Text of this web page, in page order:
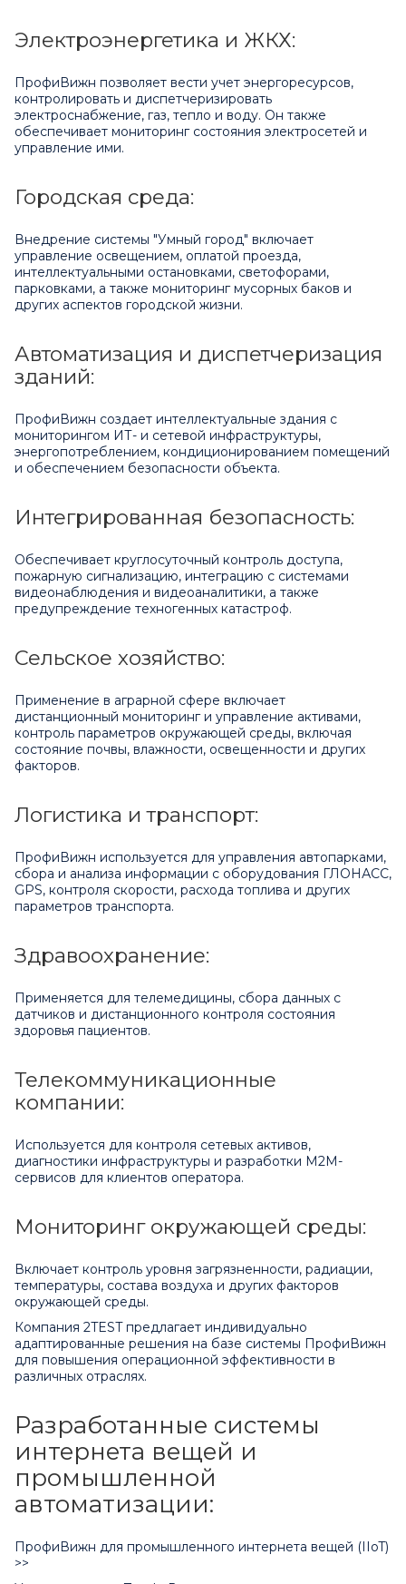
Электроэнергетика и ЖКХ:
ПрофиВижн позволяет вести учет энергоресурсов,
контролировать и диспетчеризировать
электроснабжение, газ, тепло и воду. Он также
обеспечивает мониторинг состояния электросетей и
управление ими.
Городская среда:
Внедрение системы "Умный город" включает
управление освещением, оплатой проезда,
интеллектуальными остановками, светофорами,
парковками, а также мониторинг мусорных баков и
других аспектов городской жизни.
Автоматизация и диспетчеризация
зданий:
ПрофиВижн создает интеллектуальные здания с
мониторингом ИТ- и сетевой инфраструктуры,
энергопотреблением, кондиционированием помещений
и обеспечением безопасности объекта.
Интегрированная безопасность:
Обеспечивает круглосуточный контроль доступа,
пожарную сигнализацию, интеграцию с системами
видеонаблюдения и видеоаналитики, а также
предупреждение техногенных катастроф.
Сельское хозяйство:
Применение в аграрной сфере включает
дистанционный мониторинг и управление активами,
контроль параметров окружающей среды, включая
состояние почвы, влажности, освещенности и других
факторов.
Логистика и транспорт:
ПрофиВижн используется для управления автопарками,
сбора и анализа информации с оборудования ГЛОНАСС,
GPS, контроля скорости, расхода топлива и других
параметров транспорта.
Здравоохранение:
Применяется для телемедицины, сбора данных с
датчиков и дистанционного контроля состояния
здоровья пациентов.
Телекоммуникационные
компании:
Используется для контроля сетевых активов,
диагностики инфраструктуры и разработки M2M-
сервисов для клиентов оператора.
Мониторинг окружающей среды:
Включает контроль уровня загрязненности, радиации,
температуры, состава воздуха и других факторов
окружающей среды.
Компания 2TEST предлагает индивидуально
адаптированные решения на базе системы ПрофиВижн
для повышения операционной эффективности в
различных отраслях.
Разработанные системы
интернета вещей и
промышленной
автоматизации:
ПрофиВижн для промышленного интернета вещей (IIoT)
>>